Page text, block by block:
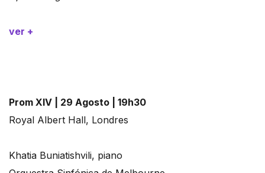
ver +
Prom XIV | 29 Agosto | 19h30
Royal Albert Hall, Londres
Khatia Buniatishvili, piano